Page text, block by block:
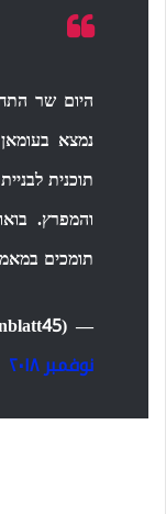
היום שר
נמצא
תוכנית
והמפרץ.
תומכים
— Jason D. Greenblatt (@jdgreenblatt45)
نوفمبر ٢٠١٨